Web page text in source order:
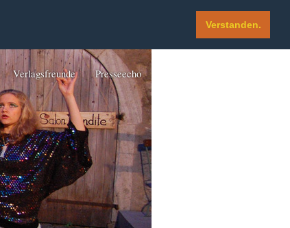
Verstanden.
Verlagsfreunde Presseecho